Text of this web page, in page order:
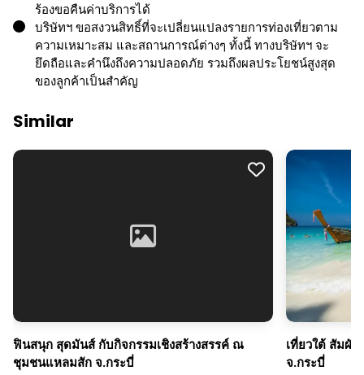
ร้องขอคืนค่าบริการได้
บริษัทฯ ขอสงวนสิทธิ์ที่จะเปลี่ยนแปลงรายการท่องเที่ยวตาม
ความเหมาะสม และสถานการณ์ต่างๆ ทั้งนี้ ทางบริษัทฯ จะ
ยึดถือและคำนึงถึงความปลอดภัย รวมถึงผลประโยชน์สูงสุด
ของลูกค้าเป็นสำคัญ
Similar
ฟินสนุก สุดมันส์ กับกิจกรรมเชิงสร้างสรรค์ ณ
ชุมชนแหลมสัก จ.กระบี่
เที่ยวใต้ สัมผั
จ.กระบี่